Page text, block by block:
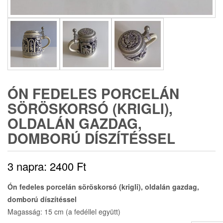
ÓN FEDELES PORCELÁN
SÖRÖSKORSÓ (KRIGLI),
OLDALÁN GAZDAG,
DOMBORÚ DÍSZÍTÉSSEL
3 napra: 2400 Ft
Ón fedeles porcelán söröskorsó (krigli), oldalán gazdag,
domború díszítéssel
Magasság: 15 cm (a fedéllel együtt)